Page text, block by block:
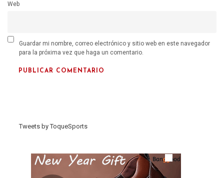
Web
Guardar mi nombre, correo electrónico y sitio web en este navegador
para la próxima vez que haga un comentario.
Tweets by ToqueSports